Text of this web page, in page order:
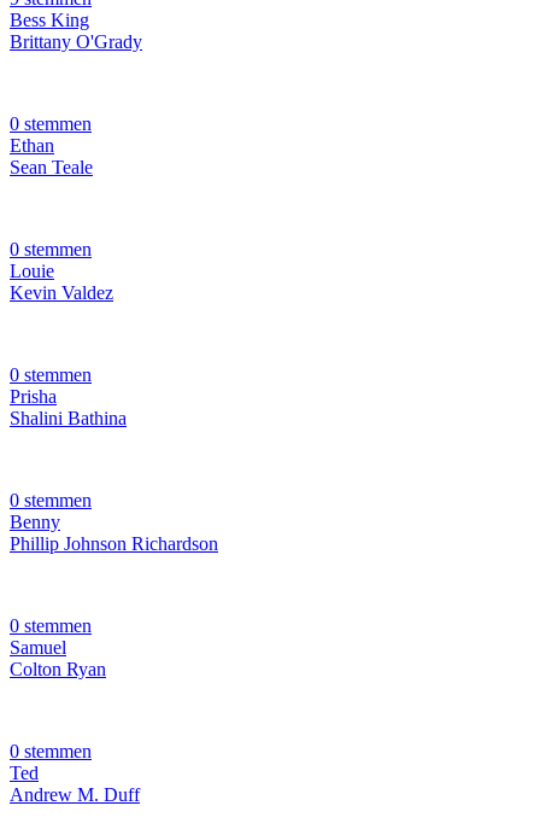
Bess King
Brittany O'Grady
0 stemmen
Ethan
Sean Teale
0 stemmen
Louie
Kevin Valdez
0 stemmen
Prisha
Shalini Bathina
0 stemmen
Benny
Phillip Johnson Richardson
0 stemmen
Samuel
Colton Ryan
0 stemmen
Ted
Andrew M. Duff